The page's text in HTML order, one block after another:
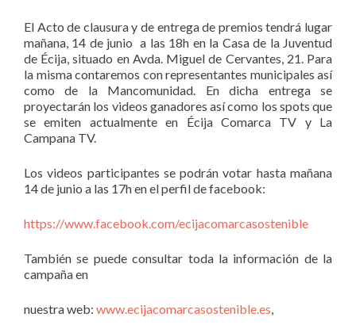
El Acto de clausura y de entrega de premios tendrá lugar
mañana, 14 de junio a las 18h en la Casa de la Juventud
de Écija, situado en Avda. Miguel de Cervantes, 21. Para
la misma contaremos con representantes municipales así
como de la Mancomunidad. En dicha entrega se
proyectarán los videos ganadores así como los spots que
se emiten actualmente en Écija Comarca TV y La
Campana TV.
Los videos participantes se podrán votar hasta mañana
14 de junio a las 17h en el perfil de facebook:
https://www.facebook.com/ecijacomarcasostenible
También se puede consultar toda la información de la
campaña en
nuestra web: www.ecijacomarcasostenible.es,